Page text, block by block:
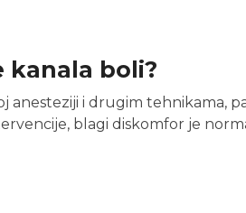
kanala boli?
anesteziji i drugim tehnikama,
blagi diskomfor je